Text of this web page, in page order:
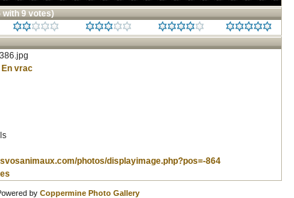
with 9 votes)
En vrac
photos/displayimage.php?pos=-864
by Coppermine Photo Gallery